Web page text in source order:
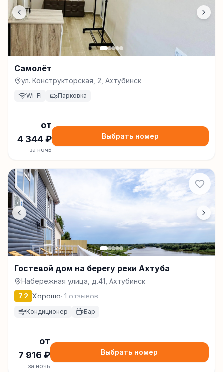
Самолёт
ул. Конструкторская, 2, Ахтубинск
Wi-Fi Парковка
от
4 344 ₽
за ночь
Выбрать номер
Гостевой дом на берегу реки Ахтуба
Набережная улица, д.41, Ахтубинск
7.2 Хорошо· 1 отзывов
Кондиционер Бар
от
7 916 ₽
за ночь
Выбрать номер